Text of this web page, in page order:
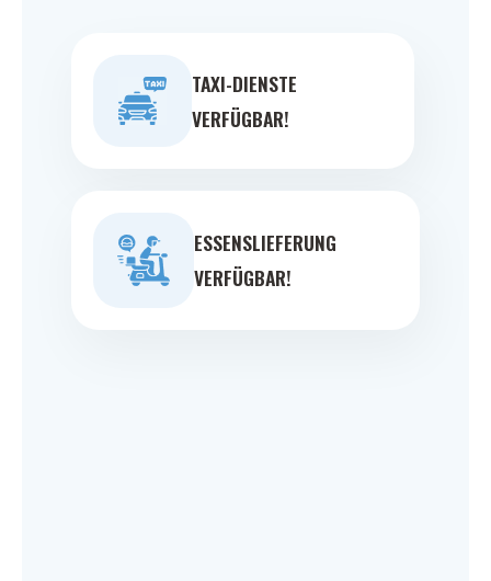
TAXI-DIENSTE
VERFÜGBAR!
ESSENSLIEFERUNG
VERFÜGBAR!